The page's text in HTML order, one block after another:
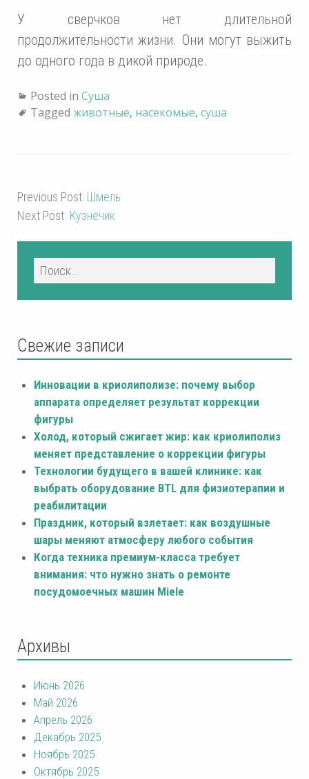
У сверчков нет длительной
продолжительности жизни. Они могут выжить
до одного года в дикой природе.
Posted in Суша
Tagged животные, насекомые, суша
Previous Post: Шмель
Next Post: Кузнечик
Свежие записи
Инновации в криолиполизе: почему выбор
аппарата определяет результат коррекции
фигуры
Холод, который сжигает жир: как криолиполиз
меняет представление о коррекции фигуры
Технологии будущего в вашей клинике: как
выбрать оборудование BTL для физиотерапии и
реабилитации
Праздник, который взлетает: как воздушные
шары меняют атмосферу любого события
Когда техника премиум-класса требует
внимания: что нужно знать о ремонте
посудомоечных машин Miele
Архивы
Июнь 2026
Май 2026
Апрель 2026
Декабрь 2025
Ноябрь 2025
Октябрь 2025